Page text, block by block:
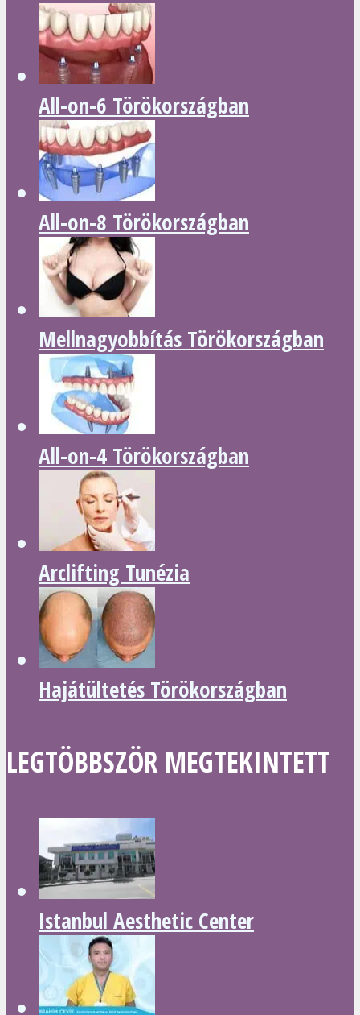
All-on-6 Törökországban
All-on-8 Törökországban
Mellnagyobbítás Törökországban
All-on-4 Törökországban
Arclifting Tunézia
Hajátültetés Törökországban
LEGTÖBBSZÖR MEGTEKINTETT
Istanbul Aesthetic Center